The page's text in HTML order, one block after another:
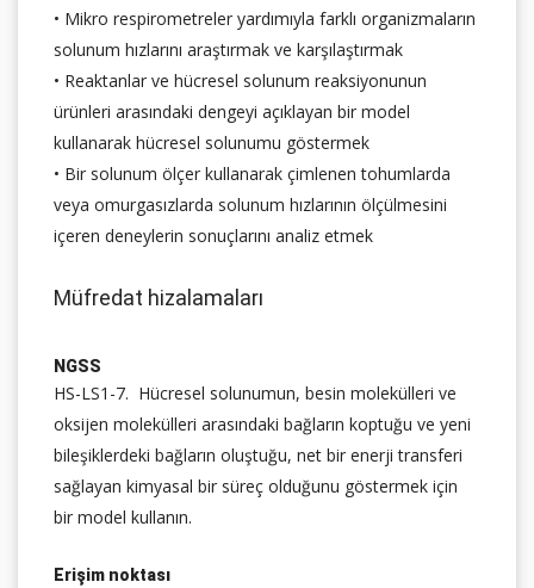
• Mikro respirometreler yardımıyla farklı organizmaların
solunum hızlarını araştırmak ve karşılaştırmak
• Reaktanlar ve hücresel solunum reaksiyonunun
ürünleri arasındaki dengeyi açıklayan bir model
kullanarak hücresel solunumu göstermek
• Bir solunum ölçer kullanarak çimlenen tohumlarda
veya omurgasızlarda solunum hızlarının ölçülmesini
içeren deneylerin sonuçlarını analiz etmek
Müfredat hizalamaları
NGSS
HS-LS1-7. Hücresel solunumun, besin molekülleri ve
oksijen molekülleri arasındaki bağların koptuğu ve yeni
bileşiklerdeki bağların oluştuğu, net bir enerji transferi
sağlayan kimyasal bir süreç olduğunu göstermek için
bir model kullanın.
Erişim noktası